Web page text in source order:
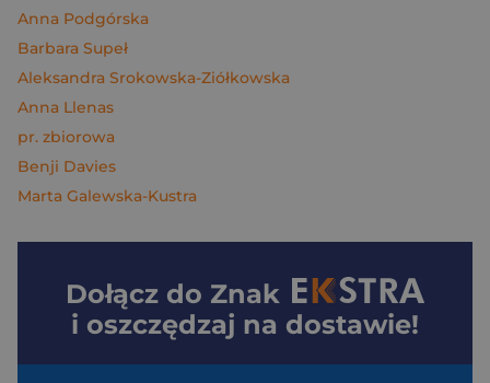
Anna Podgórska
Barbara Supeł
Aleksandra Srokowska-Ziółkowska
Anna Llenas
pr. zbiorowa
Benji Davies
Marta Galewska-Kustra
Dołącz do Znak
i oszczędzaj na dostawie!